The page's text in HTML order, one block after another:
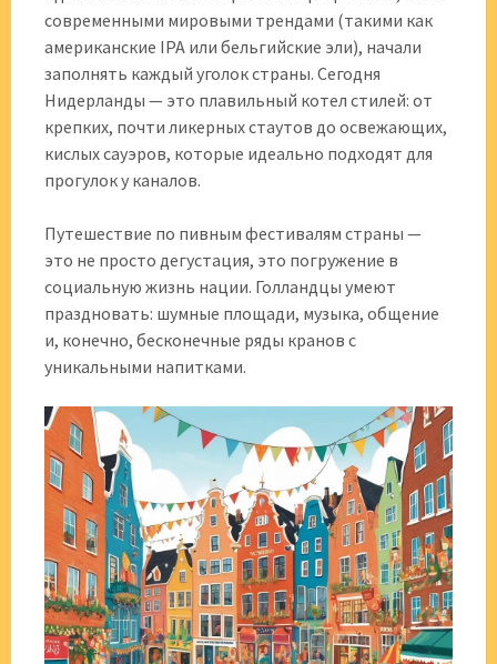
современными мировыми трендами (такими как
американские IPA или бельгийские эли), начали
заполнять каждый уголок страны. Сегодня
Нидерланды — это плавильный котел стилей: от
крепких, почти ликерных стаутов до освежающих,
кислых сауэров, которые идеально подходят для
прогулок у каналов.
Путешествие по пивным фестивалям страны —
это не просто дегустация, это погружение в
социальную жизнь нации. Голландцы умеют
праздновать: шумные площади, музыка, общение
и, конечно, бесконечные ряды кранов с
уникальными напитками.